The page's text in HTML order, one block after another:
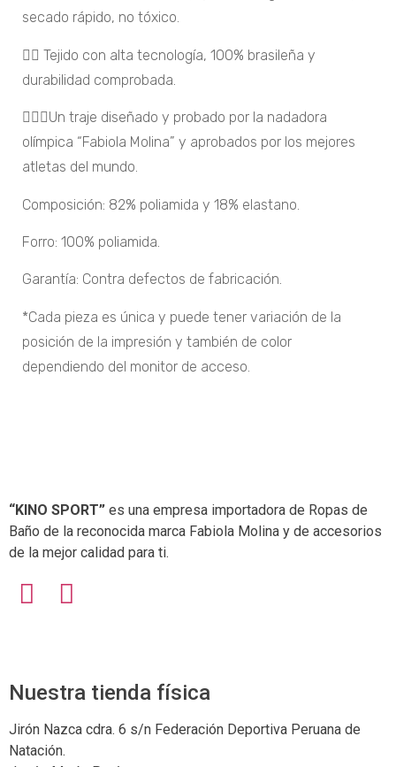
secado rápido, no tóxico.
🏊‍♀️ Tejido con alta tecnología, 100% brasileña y
durabilidad comprobada.
🏊‍♀️🏅Un traje diseñado y probado por la nadadora
olímpica “Fabiola Molina” y aprobados por los mejores
atletas del mundo.
Composición: 82% poliamida y 18% elastano.
Forro: 100% poliamida.
Garantía: Contra defectos de fabricación.
*Cada pieza es única y puede tener variación de la
posición de la impresión y también de color
dependiendo del monitor de acceso.
“KINO SPORT” es una empresa importadora de Ropas de
Baño de la reconocida marca Fabiola Molina y de accesorios
de la mejor calidad para ti.
Nuestra tienda física
Jirón Nazca cdra. 6 s/n Federación Deportiva Peruana de
Natación.